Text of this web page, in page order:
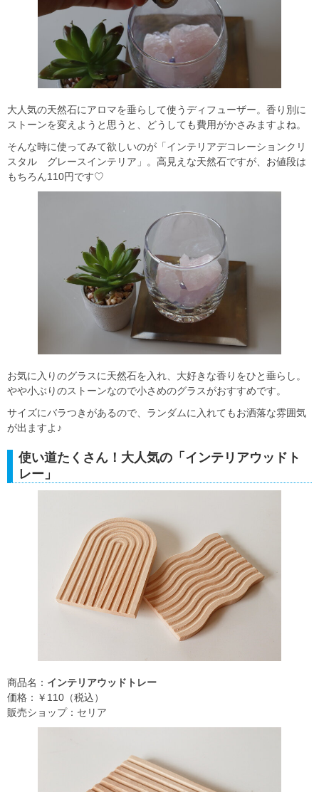
大人気の天然石にアロマを垂らして使うディフューザー。香り別に
ストーンを変えようと思うと、どうしても費用がかさみますよね。
そんな時に使ってみて欲しいのが「インテリアデコレーションクリ
スタル グレースインテリア」。高見えな天然石ですが、お値段は
もちろん110円です♡
お気に入りのグラスに天然石を入れ、大好きな香りをひと垂らし。
やや小ぶりのストーンなので小さめのグラスがおすすめです。
サイズにバラつきがあるので、ランダムに入れてもお洒落な雰囲気
が出ますよ♪
使い道たくさん！大人気の「インテリアウッドト
レー」
商品名： インテリアウッドトレー
価格：￥110（税込）
販売ショップ：セリア